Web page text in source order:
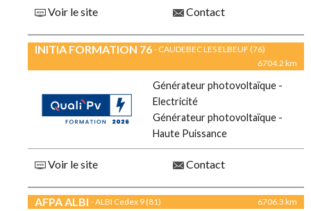
Voir le site Contact
INITIA FORMATION 76 - CAUDEBEC LES ELBEUF (76)
6704.2 km
Générateur photovoltaïque -
Electricité
Générateur photovoltaïque -
Haute Puissance
Voir le site Contact
AFPA ALBI - ALBI Cedex 9 (81) 6706.3 km